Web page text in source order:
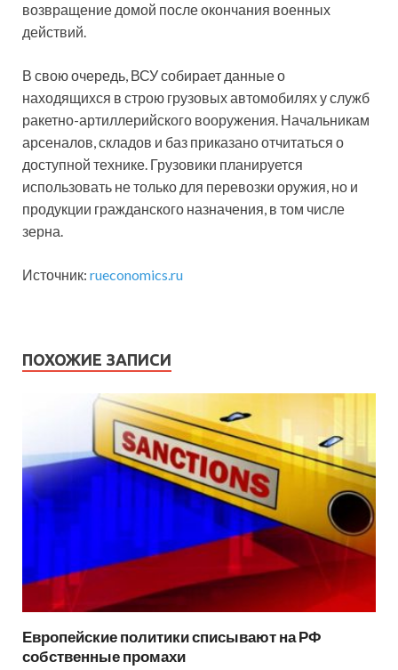
возвращение домой после окончания военных
действий.
В свою очередь, ВСУ собирает данные о
находящихся в строю грузовых автомобилях у служб
ракетно-артиллерийского вооружения. Начальникам
арсеналов, складов и баз приказано отчитаться о
доступной технике. Грузовики планируется
использовать не только для перевозки оружия, но и
продукции гражданского назначения, в том числе
зерна.
Источник: rueconomics.ru
ПОХОЖИЕ ЗАПИСИ
Европейские политики списывают на РФ
собственные промахи